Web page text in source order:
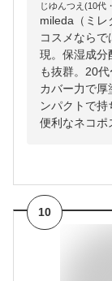
じゆんつえ(10代
mileda（ミレ
コスメなら
現。保湿成分
も抜群。20
カバー力で厚
ンパクトで
便利なネコポ
10